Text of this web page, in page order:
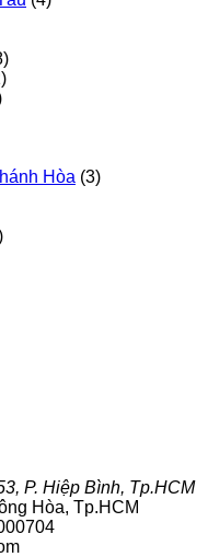
Hòa (3)
P. Hiệp Bình, Tp.HCM
Hòa, Tp.HCM